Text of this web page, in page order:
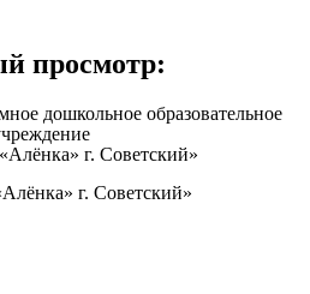
просмотр:
дошкольное образовательное
г. Советский»
г. Советский»